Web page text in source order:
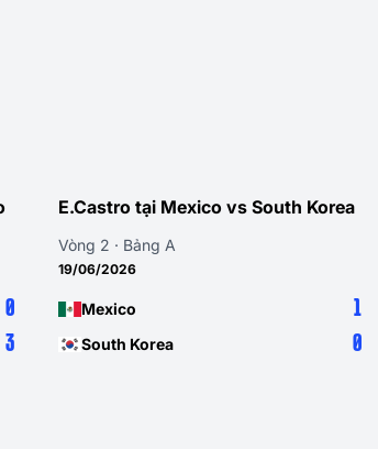
E.Castro tại Mexico vs South Africa
Vòng 1 · Bảng A
11/06/2026
Mexico
South Africa